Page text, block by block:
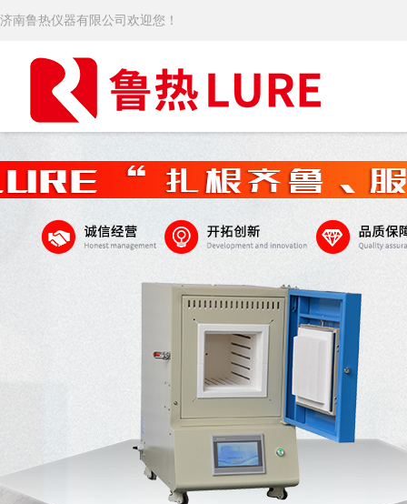
济南鲁热仪器有限公司欢迎您！